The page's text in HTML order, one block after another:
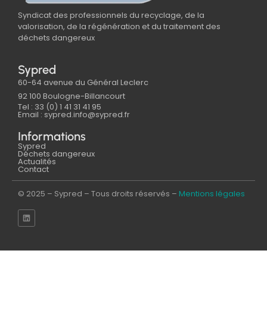
Syndicat des professionnels du recyclage, de la
valorisation, de la régénération et du traitement des
déchets dangereux
Sypred
60-64 avenue du Général Leclerc
92 100 Boulogne-Billancourt
Tel : 33 (0) 1 41 31 41 95
Email : sypred.info@sypred.fr
Informations
Sypred
Déchets dangereux
Actualités
Contact
© 2025 – Sypred – Tous droits réservés – Mentions légales